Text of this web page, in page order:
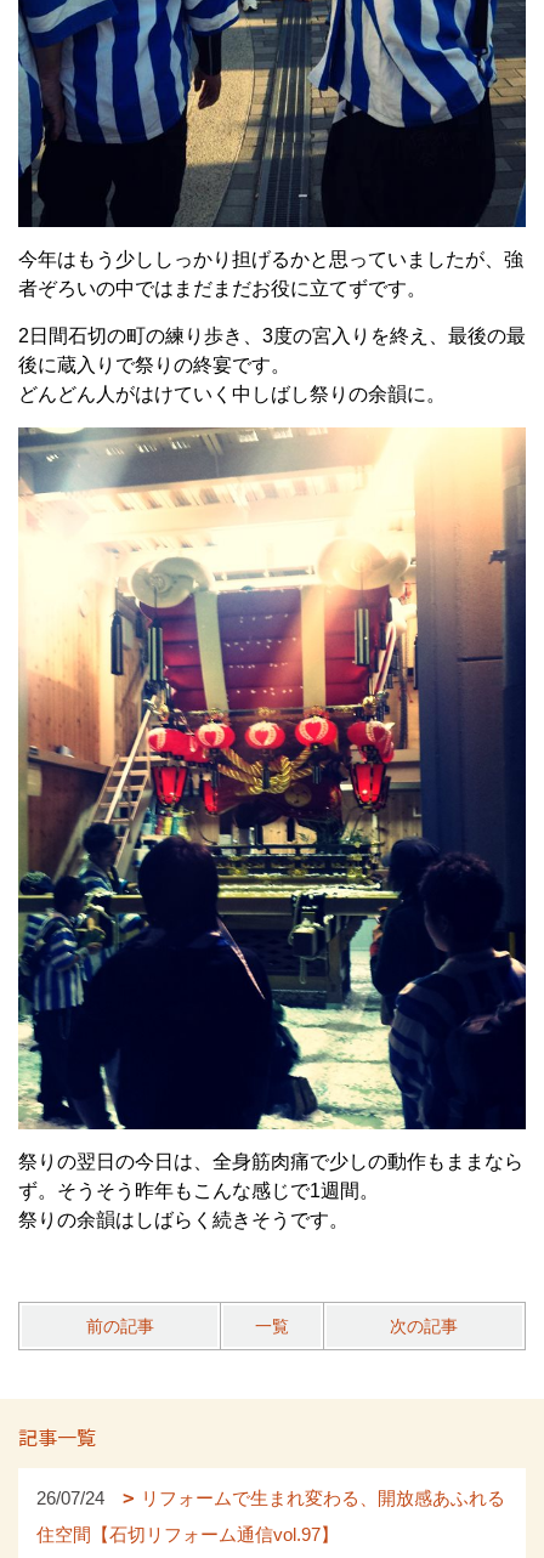
今年はもう少ししっかり担げるかと思っていましたが、強
者ぞろいの中ではまだまだお役に立てずです。
2日間石切の町の練り歩き、3度の宮入りを終え、最後の最
後に蔵入りで祭りの終宴です。
どんどん人がはけていく中しばし祭りの余韻に。
祭りの翌日の今日は、全身筋肉痛で少しの動作もままなら
ず。そうそう昨年もこんな感じで1週間。
祭りの余韻はしばらく続きそうです。
前の記事 一覧 次の記事
記事一覧
26/07/24
リフォームで生まれ変わる、開放感あふれる
住空間【石切リフォーム通信vol.97】